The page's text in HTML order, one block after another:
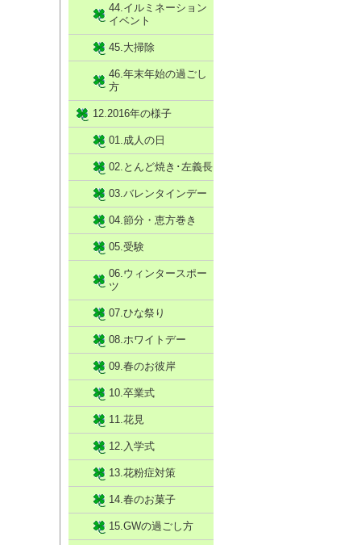
44.イルミネーション
イベント
45.大掃除
46.年末年始の過ごし
方
12.2016年の様子
01.成人の日
02.とんど焼き･左義長
03.バレンタインデー
04.節分・恵方巻き
05.受験
06.ウィンタースポー
ツ
07.ひな祭り
08.ホワイトデー
09.春のお彼岸
10.卒業式
11.花見
12.入学式
13.花粉症対策
14.春のお菓子
15.GWの過ごし方